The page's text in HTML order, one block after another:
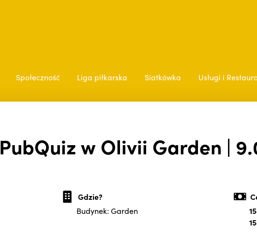
Społeczność Liga piłkarska Siatkówka Usługi i
PubQuiz w Olivii Garden |
Gdzie?
Budynek: Garden